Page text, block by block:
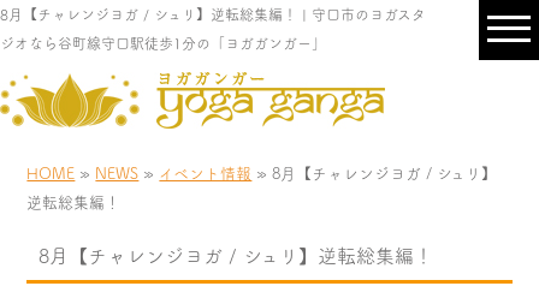
8月【チャレンジヨガ / シュリ】逆転総集編！ | 守口市のヨガスタ
ジオなら谷町線守口駅徒歩1分の「ヨガガンガー」
HOME » NEWS » イベント情報 » 8月【チャレンジヨガ / シュリ】
逆転総集編！
8月【チャレンジヨガ / シュリ】逆転総集編！